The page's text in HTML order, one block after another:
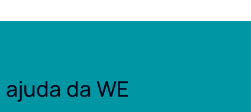
da WE